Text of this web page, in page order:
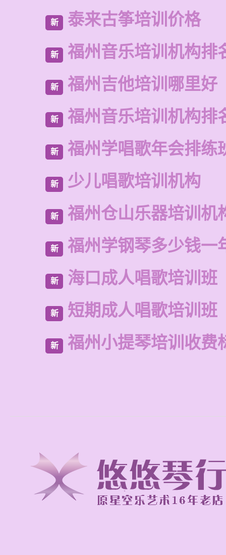
新 泰来古筝培训价格
新 福州音乐培训机构排
新 福州吉他培训哪里好
新 福州音乐培训机构排
新 福州学唱歌年会排练
新 少儿唱歌培训机构
新 福州仓山乐器培训机
新 福州学钢琴多少钱一
新 海口成人唱歌培训班
新 短期成人唱歌培训班
新 福州小提琴培训收费